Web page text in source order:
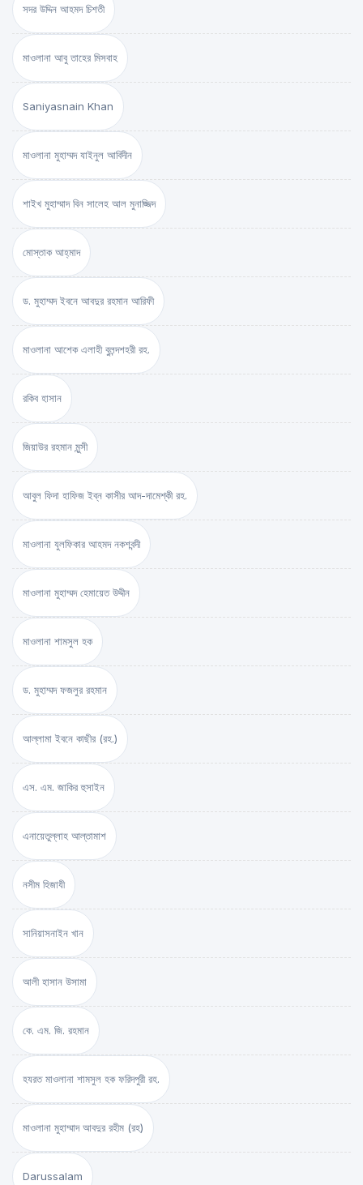
সদর উদ্দিন আহমদ চিশতী
মাওলানা আবু তাহের মিসবাহ
Saniyasnain Khan
মাওলানা মুহাম্মদ যাইনুল আবিদীন
শাইখ মুহাম্মাদ বিন সালেহ আল মুনাজ্জিদ
মোস্তাক আহ্‌মাদ
ড. মুহাম্মদ ইবনে আবদুর রহমান আরিফী
মাওলানা আশেক এলাহী বুলন্দশহরী রহ.
রকিব হাসান
জিয়াউর রহমান মুন্সী
আবুল ফিদা হাফিজ ইব্‌ন কাসীর আদ-দামেশ্‌কী রহ.
মাওলানা যুলফিকার আহমদ নকশবন্দী
মাওলানা মুহাম্মদ হেমায়েত উদ্দীন
মাওলানা শামসুল হক
ড. মুহাম্মদ ফজলুর রহমান
আল্লামা ইবনে কাছীর (রহ.)
এস. এম. জাকির হুসাইন
এনায়েতুল্লাহ আল্‌তামাশ
নসীম হিজাযী
সানিয়াসনাইন খান
আলী হাসান উসামা
কে. এম. জি. রহমান
হযরত মাওলানা শামসুল হক ফরিদপুরী রহ.
মাওলানা মুহাম্মাদ আবদুর রহীম (রহ)
Darussalam